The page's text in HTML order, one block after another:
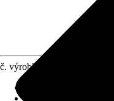
č. výrobku